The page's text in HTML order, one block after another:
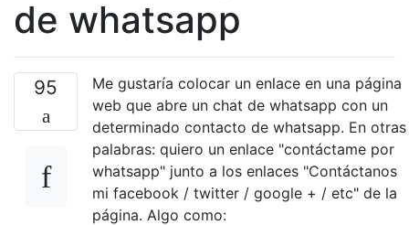
de whatsapp
95
Me gustaría colocar un enlace en una página
web que abre un chat de whatsapp con un
determinado contacto de whatsapp. En otras
palabras: quiero un enlace "contáctame por
whatsapp" junto a los enlaces "Contáctanos
mi facebook / twitter / google + / etc" de la
página. Algo como: